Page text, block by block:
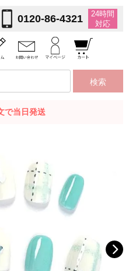
0120-86-4321
24時間
対応
検索
で当日発送